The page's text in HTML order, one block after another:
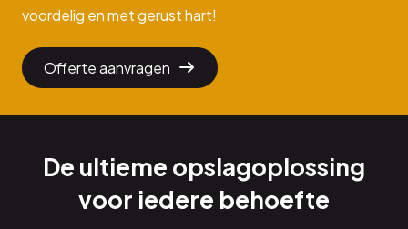
voordelig en met gerust hart!
Offerte aanvragen
De ultieme opslagoplossing
voor iedere behoefte